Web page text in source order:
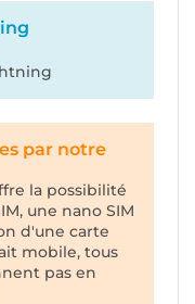
par notre
la possibilité
une nano SIM
d'une carte
mobile, tous
pas en